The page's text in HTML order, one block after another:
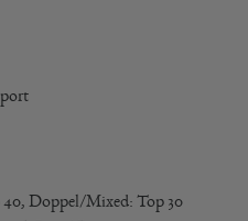
40, Doppel/Mixed: Top 30